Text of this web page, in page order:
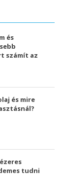
és
számít az
és mire
tudni